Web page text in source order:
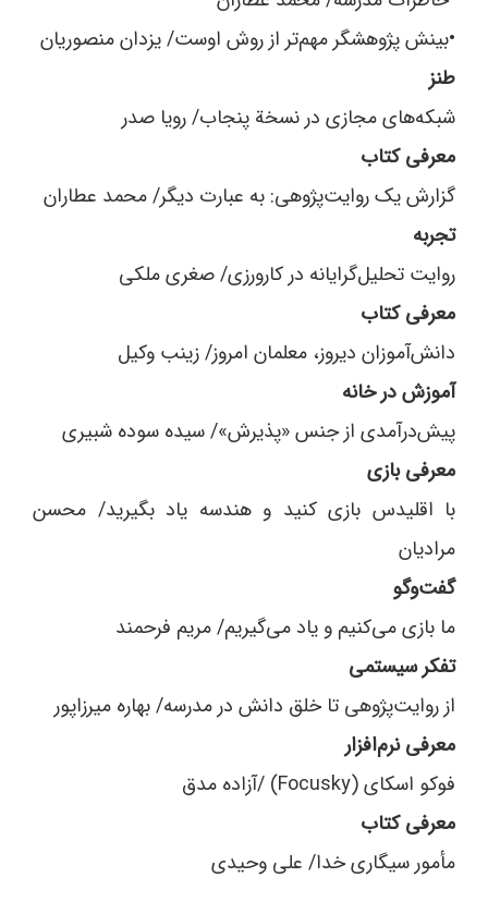
•بینش پژوهشگر مهم‌تر از روش اوست/ یزدان منصوریان
طنز
شبکه‌های مجازی در نسخة پنجاب/ رویا صدر
معرفی کتاب
گزارش یک روایت‌پژوهی: به عبارت دیگر/ محمد عطاران
تجربه
روایت تحلیل‌گرایانه در کارورزی/ صغری ملکی
معرفی کتاب
دانش‌آموزان دیروز، معلمان امروز/ زینب وکیل
آموزش در خانه
پیش‌درآمدی از جنس «پذیرش»/ سیده سوده شبیری
معرفی بازی
با اقلیدس بازی کنید و هندسه یاد بگیرید/ محسن
مرادیان
گفت‌و‌گو
ما بازی می‌کنیم و یاد می‌گیریم/ مریم فرحمند
تفکر سیستمی
از روایت‌پژوهی تا خلق دانش در مدرسه/ بهاره میرزا‌پور
معرفی نرم‌افزار
فوکو اسکای (Focusky) /آزاده مدق
معرفی کتاب
مأمور سیگاری خدا/ علی وحیدی